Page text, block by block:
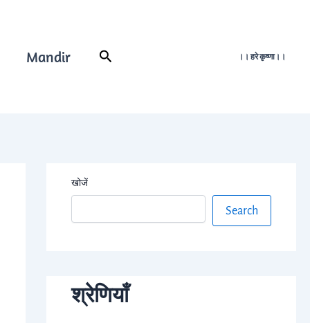
Mandir Search ।। हरे कृष्णा।।
खोजें
Search
श्रेणियाँ